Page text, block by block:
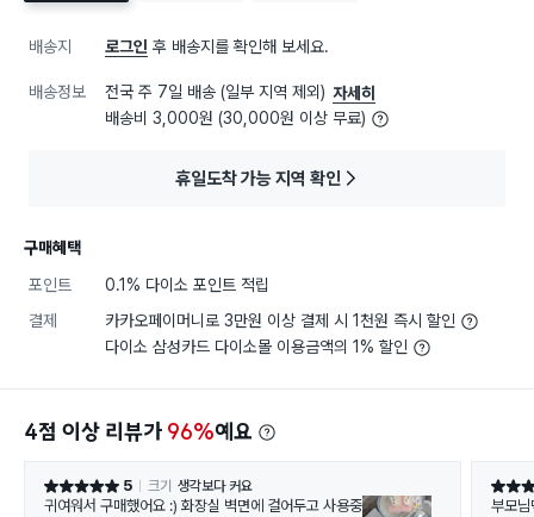
배송지 로그인 후 배송지를 확인해 보세요.
배송정보 전국 주 7일 배송 (일부 지역 제외) 자세히
배송비 3,000원 (30,000원 이상 무료)
휴일도착 가능 지역 확인
구매혜택
포인트
0.1% 다이소 포인트 적립
결제
카카오페이머니로 3만원 이상 결제 시 1천원 즉시 할인
다이소 삼성카드 다이소몰 이용금액의 1% 할인
4점 이상 리뷰가 96%예요
별점 5점 5 크기 생각보다 커요
귀여워서 구매했어요 :) 화장실 벽면에 걸어두고 사용중
별점 5
부모님